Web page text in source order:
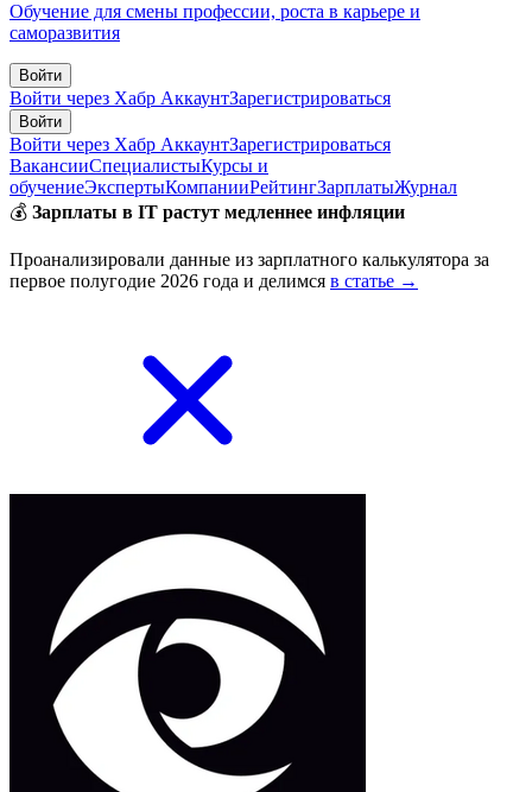
Обучение для смены профессии, роста в карьере и
саморазвития
Войти
Войти через Хабр АккаунтЗарегистрироваться
Войти
Войти через Хабр АккаунтЗарегистрироваться
ВакансииСпециалистыКурсы и
обучениеЭкспертыКомпанииРейтингЗарплатыЖурнал
💰 Зарплаты в IT растут медленнее инфляции
Проанализировали данные из зарплатного калькулятора за
первое полугодие 2026 года и делимся в статье →